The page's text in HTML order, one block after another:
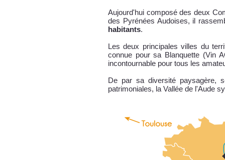
Aujourd'hui composé des deux
des Pyrénées Audoises, il
habitants.
Les deux principales villes du
connue pour sa Blanquette (Vin
incontournable pour tous les
De par sa diversité paysagère,
patrimoniales, la Vallée de l'Aude